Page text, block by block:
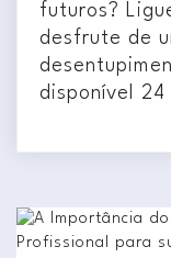
futuros?
desfrute de
disponível